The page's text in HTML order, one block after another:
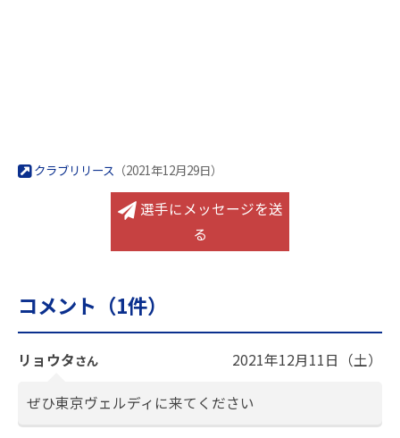
クラブリリース （2021年12月29日）
選手にメッセージを送
る
コメント（1件）
リョウタ さん 2021年12月11日（土）
ぜひ東京ヴェルディに来てください